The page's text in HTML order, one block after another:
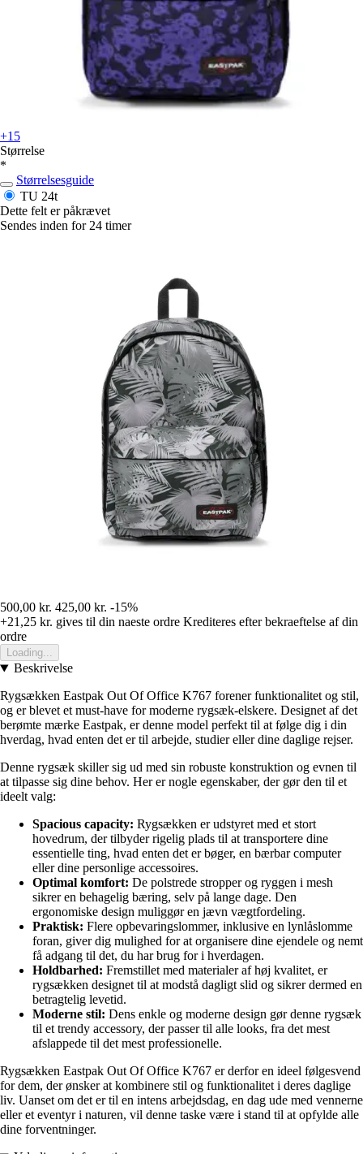
+15
Størrelse
*
Størrelsesguide
TU 24t
Dette felt er påkrævet
Sendes inden for 24 timer
500,00 kr. 425,00 kr. -15%
+21,25 kr. gives til din naeste ordre Krediteres efter bekraeftelse af din
ordre
Loading...
Beskrivelse
Rygsækken Eastpak Out Of Office K767 forener funktionalitet og stil,
og er blevet et must-have for moderne rygsæk-elskere. Designet af det
berømte mærke Eastpak, er denne model perfekt til at følge dig i din
hverdag, hvad enten det er til arbejde, studier eller dine daglige rejser.
Denne rygsæk skiller sig ud med sin robuste konstruktion og evnen til
at tilpasse sig dine behov. Her er nogle egenskaber, der gør den til et
ideelt valg:
Spacious capacity: Rygsækken er udstyret med et stort
hovedrum, der tilbyder rigelig plads til at transportere dine
essentielle ting, hvad enten det er bøger, en bærbar computer
eller dine personlige accessoires.
Optimal komfort: De polstrede stropper og ryggen i mesh
sikrer en behagelig bæring, selv på lange dage. Den
ergonomiske design muliggør en jævn vægtfordeling.
Praktisk: Flere opbevaringslommer, inklusive en lynlåslomme
foran, giver dig mulighed for at organisere dine ejendele og nemt
få adgang til det, du har brug for i hverdagen.
Holdbarhed: Fremstillet med materialer af høj kvalitet, er
rygsækken designet til at modstå dagligt slid og sikrer dermed en
betragtelig levetid.
Moderne stil: Dens enkle og moderne design gør denne rygsæk
til et trendy accessory, der passer til alle looks, fra det mest
afslappede til det mest professionelle.
Rygsækken Eastpak Out Of Office K767 er derfor en ideel følgesvend
for dem, der ønsker at kombinere stil og funktionalitet i deres daglige
liv. Uanset om det er til en intens arbejdsdag, en dag ude med vennerne
eller et eventyr i naturen, vil denne taske være i stand til at opfylde alle
dine forventninger.